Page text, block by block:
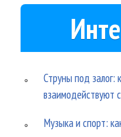
Струны под залог:
взаимодействуют
Музыка и спорт: